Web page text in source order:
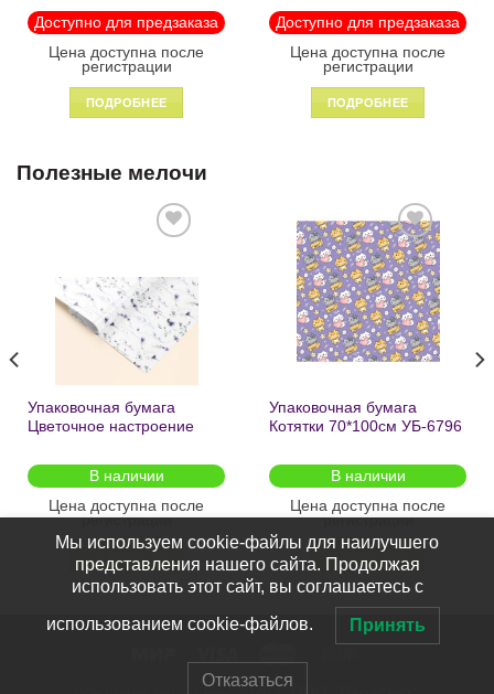
молнии1246
Доступно для предзаказа
Цена доступна после
регистрации
ПОДРОБНЕЕ
пластик на молнии 1215
Доступно для предзаказа
Цена доступна после
регистрации
ПОДРОБНЕЕ
Полезные мелочи
желаний
Упаковочная бумага
Цветочное настроение
2шт/
В наличии
Цена доступна после
регистрации
ПОДРОБНЕЕ
Добавить
в список
желаний
Упаковочная бумага
Котятки 70*100см УБ-6796
В наличии
Цена доступна после
регистрации
ПОДРОБНЕЕ
Мы используем cookie-файлы для наилучшего
представления нашего сайта. Продолжая
использовать этот сайт, вы соглашаетесь с
использованием cookie-файлов. Принять
Отказаться